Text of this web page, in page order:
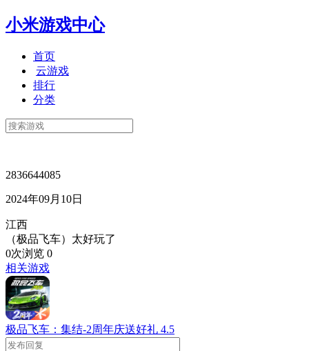
小米游戏中心
首页
云游戏
排行
分类
2836644085
2024年09月10日
江西
（极品飞车）太好玩了
0次浏览 0
相关游戏
极品飞车：集结-2周年庆送好礼 4.5